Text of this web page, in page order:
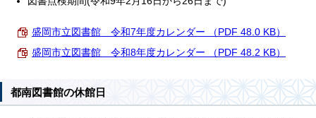
盛岡市立図書館 令和7年度カレンダー （PDF 48.0 KB）
盛岡市立図書館 令和8年度カレンダー （PDF 48.2 KB）
都南図書館の休館日